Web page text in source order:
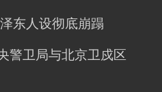
东人设彻底崩蹋
警卫局与北京卫戍区